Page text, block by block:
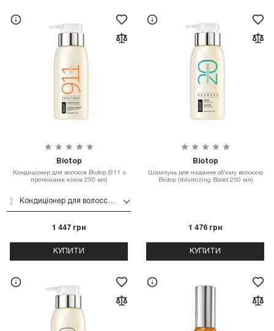
Biotop
Кондиціонер для волосся Biotop (911 з
протеїнами кіноа 250 мл)
1 447 грн
КУПИТИ
Biotop
Шампунь для надання об'єму волоссю
Biotop (Volumizing Boost 250 мл)
1 476 грн
КУПИТИ